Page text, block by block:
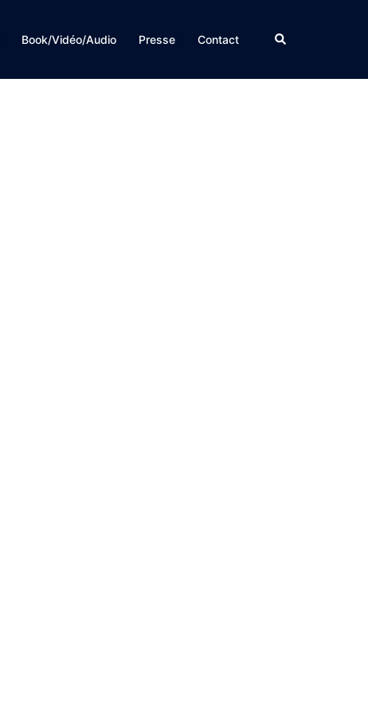
Book/Vidéo/Audio Presse Contact Rechercher